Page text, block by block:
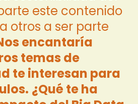
este contenido
otros a ser parte
encantaría
temas de
te interesan para
¿Qué te ha